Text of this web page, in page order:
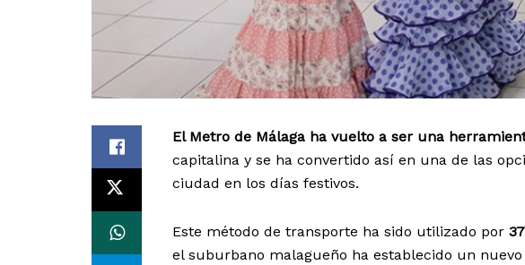
El Metro de Málaga ha vuelto a ser una
capitalina y se ha convertido así en una de las
ciudad en los días festivos.
Este método de transporte ha sido utilizado por
el suburbano malagueño ha establecido un